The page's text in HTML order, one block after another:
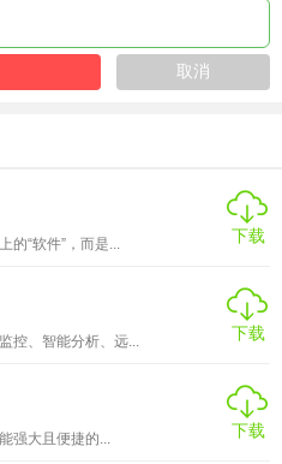
大、操作简便的搜索引擎工
丰富的搜索结果和实时更新
他竞争对手全面和准确。总体
值得推荐的搜索引擎工具，特
索的用户使用。
“软件”，而是...
下载
控、智能分析、远...
下载
强大且便捷的...
下载